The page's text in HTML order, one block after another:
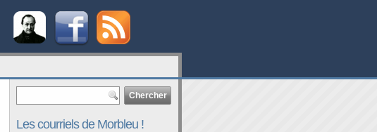
Les courriels de Morbleu !